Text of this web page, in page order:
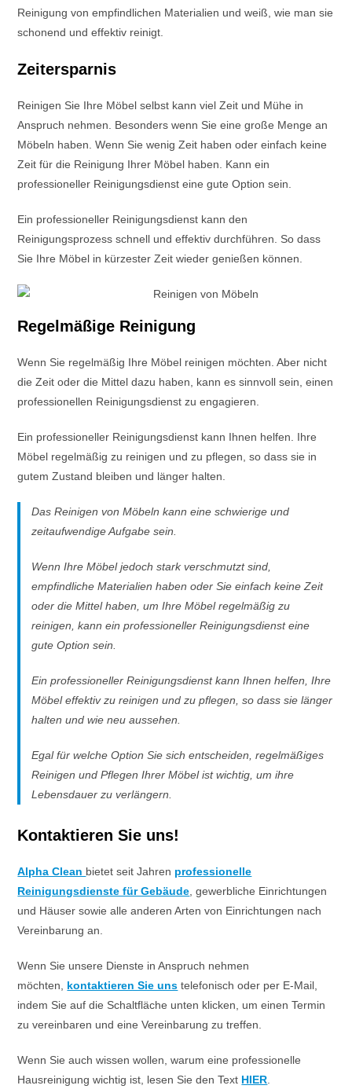
Reinigung von empfindlichen Materialien und weiß, wie man sie
schonend und effektiv reinigt.
Zeitersparnis
Reinigen Sie Ihre Möbel selbst kann viel Zeit und Mühe in
Anspruch nehmen. Besonders wenn Sie eine große Menge an
Möbeln haben. Wenn Sie wenig Zeit haben oder einfach keine
Zeit für die Reinigung Ihrer Möbel haben. Kann ein
professioneller Reinigungsdienst eine gute Option sein.
Ein professioneller Reinigungsdienst kann den
Reinigungsprozess schnell und effektiv durchführen. So dass
Sie Ihre Möbel in kürzester Zeit wieder genießen können.
Regelmäßige Reinigung
Wenn Sie regelmäßig Ihre Möbel reinigen möchten. Aber nicht
die Zeit oder die Mittel dazu haben, kann es sinnvoll sein, einen
professionellen Reinigungsdienst zu engagieren.
Ein professioneller Reinigungsdienst kann Ihnen helfen. Ihre
Möbel regelmäßig zu reinigen und zu pflegen, so dass sie in
gutem Zustand bleiben und länger halten.
Das Reinigen von Möbeln kann eine schwierige und
zeitaufwendige Aufgabe sein.
Wenn Ihre Möbel jedoch stark verschmutzt sind,
empfindliche Materialien haben oder Sie einfach keine Zeit
oder die Mittel haben, um Ihre Möbel regelmäßig zu
reinigen, kann ein professioneller Reinigungsdienst eine
gute Option sein.
Ein professioneller Reinigungsdienst kann Ihnen helfen, Ihre
Möbel effektiv zu reinigen und zu pflegen, so dass sie länger
halten und wie neu aussehen.
Egal für welche Option Sie sich entscheiden, regelmäßiges
Reinigen und Pflegen Ihrer Möbel ist wichtig, um ihre
Lebensdauer zu verlängern.
Kontaktieren Sie uns!
Alpha Clean bietet seit Jahren professionelle
Reinigungsdienste für Gebäude , gewerbliche Einrichtungen
und Häuser sowie alle anderen Arten von Einrichtungen nach
Vereinbarung an.
Wenn Sie unsere Dienste in Anspruch nehmen
möchten, kontaktieren Sie uns telefonisch oder per E-Mail,
indem Sie auf die Schaltfläche unten klicken, um einen Termin
zu vereinbaren und eine Vereinbarung zu treffen.
Wenn Sie auch wissen wollen, warum eine professionelle
Hausreinigung wichtig ist, lesen Sie den Text HIER